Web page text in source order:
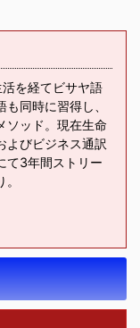
を経てビサヤ語
同時に習得し、
ソッド。現在生命
よびビジネス通訳
て3年間ストリー